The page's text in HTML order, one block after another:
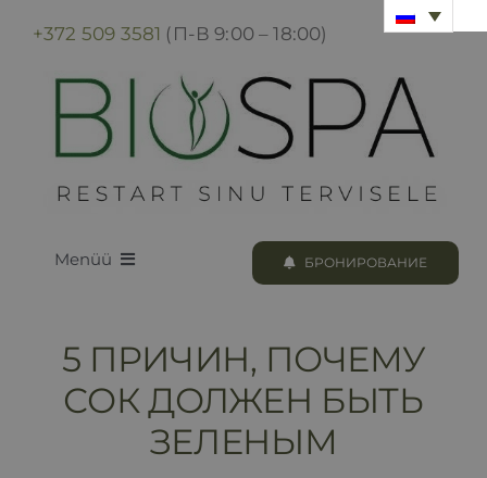
content
+372 509 3581 (П-В 9:00 – 18:00)
Menüü
ПРОГРАММЫ И ПРОЦЕДУРЫ
БРОНИРОВАНИЕ
БРОНИРОВАНИЕ
5 ПРИЧИН, ПОЧЕМУ
СОК ДОЛЖЕН БЫТЬ
ЗЕЛЕНЫМ